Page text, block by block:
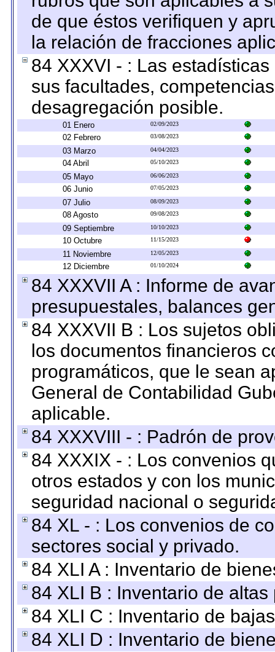
de que éstos verifiquen y
la relación de fracciones
84 XXXVI - : Las
sus facultades,
desagregación posible.
01 Enero 02/09/2023
02 Febrero 03/08/2023
03 Marzo 04/04/2023
04 Abril 05/10/2023
05 Mayo 06/06/2023
06 Junio 07/05/2023
07 Julio 08/09/2023
08 Agosto 09/08/2023
09 Septiembre 10/10/2023
10 Octubre 11/15/2023
11 Noviembre 12/05/2023
12 Diciembre 01/10/2024
84 XXXVII A : Informe de
presupuestales, balances
84 XXXVII B : Los sujetos
los documentos financieros
programáticos, que le sean
General de Contabilidad
aplicable.
84 XXXVIII - : Padrón de
84 XXXIX - : Los convenios
otros estados y con los
seguridad nacional o
84 XL - : Los convenios de
sectores social y privado.
84 XLI A : Inventario de
84 XLI B : Inventario de
84 XLI C : Inventario de
84 XLI D : Inventario de